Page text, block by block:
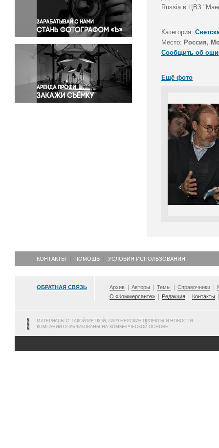
Правосудие
Происшествия и конфликты
Религия
Светская жизнь
Спорт
Экология
Экономика и бизнес
Russia в ЦВЗ
Категория:
Место: Россия,
Сообщить об
Ещё фото
КОНТАКТЫ ПОМОЩЬ УСЛОВИЯ ИСПОЛЬЗОВАНИЯ
ОБРАТНАЯ СВЯЗЬ Архив Авторы Темы Справочники
О «Коммерсанте»
Редакция Контакты
МАТЕРИАЛЫ С ТАКОЙ МЕТКОЙ, ПАРТНЕРСКИЕ ПРОЕКТЫ И НОВОСТИ
КОМПАНИЙ ОПУБЛИКОВАНЫ НА КОММЕРЧЕСКОЙ ОСНОВЕ